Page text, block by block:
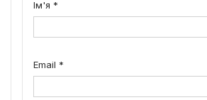
Ім'я *
Email *